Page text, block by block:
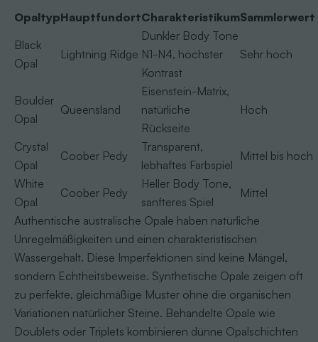
OpaltypHauptfundortCharakteristikumSammlerwert
Black
Opal
Lightning Ridge
Dunkler Body Tone
N1-N4, höchster
Kontrast
Sehr hoch
Boulder
Opal
Queensland
Eisenstein-Matrix,
natürliche
Rückseite
Hoch
Crystal
Opal
Coober Pedy
Transparent,
lebhaftes Farbspiel
Mittel bis hoch
White
Opal
Coober Pedy
Heller Body Tone,
sanfteres Spiel
Mittel
Authentische australische Opale haben natürliche
Unregelmäßigkeiten und einen charakteristischen
Wassergehalt. Diese Imperfektionen sind keine Mängel,
sondern Echtheitsbeweise. Synthetische Opale zeigen oft
zu perfekte, gleichmäßige Muster ohne die organischen
Variationen natürlicher Steine. Behandelte Opale wie
Doublets oder Triplets kombinieren dünne Opalschichten